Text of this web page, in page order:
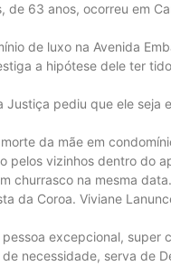
de 63 anos, ocorreu em
de luxo na Avenida
a hipótese dele ter
Justiça pediu que ele
da mãe em
pelos vizinhos dentro do
churrasco na mesma data.
da Coroa. Viviane
pessoa excepcional,
necessidade, serva de